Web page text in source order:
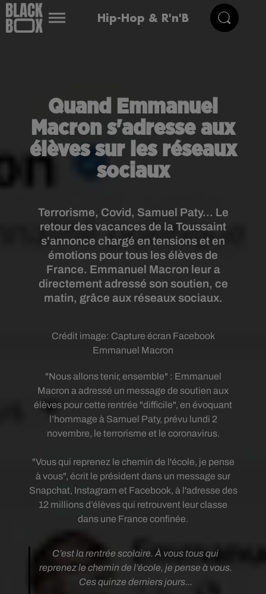
Hip-Hop & R'n'B
Quand Emmanuel
Macron s'adresse aux
élèves sur les réseaux
sociaux
Terrorisme, Covid, Samuel Paty... Le
retour des vacances de la Toussaint
s'annonce chargé en tensions et en
émotions pour tous les élèves de
France. Emmanuel Macron leur a
directement adressé son soutien, ce
matin, grâce aux réseaux sociaux.
Crédit image: Capture écran Facebook
Emmanuel Macron
"Nous allons tenir, ensemble" : Emmanuel
Macron a adressé un message de soutien aux
élèves pour cette rentrée "difficile", en évoquant
l’hommage à Samuel Paty, prévu lundi 2
novembre, le terrorisme et le coronavirus.
"Vous qui reprenez le chemin de l'école, je pense
à vous", écrit le président dans un message sur
Snapchat, Instagram et Facebook, à l'adresse des
12 millions d’élèves qui retrouvent leur classe
dans une France confinée.
C’est la rentrée scolaire. À vous tous qui
reprenez le chemin de l’école, je pense à vous.
Ces quinze derniers jours...